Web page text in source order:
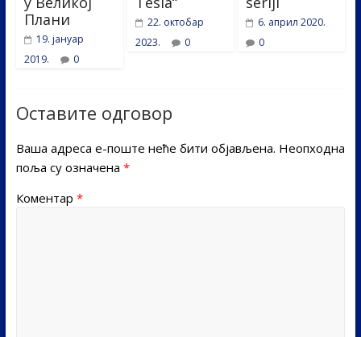
Плани
19. јануар
2019.
0
22. октобар
2023.
0
6. април 2020.
0
Оставите одговор
Ваша адреса е-поште неће бити објављена. Неопходна
поља су означена *
Коментар *